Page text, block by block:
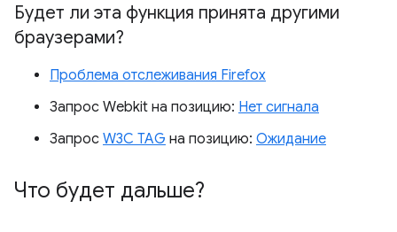
Будет ли эта функция принята другими
браузерами?
Проблема отслеживания Firefox
Запрос Webkit на позицию: Нет сигнала
Запрос W3C TAG на позицию: Ожидание
Что будет дальше?